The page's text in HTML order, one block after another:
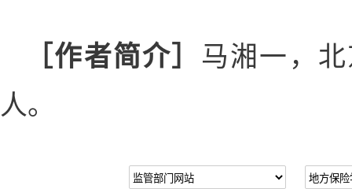
［作者简介］ 马湘一，
人。